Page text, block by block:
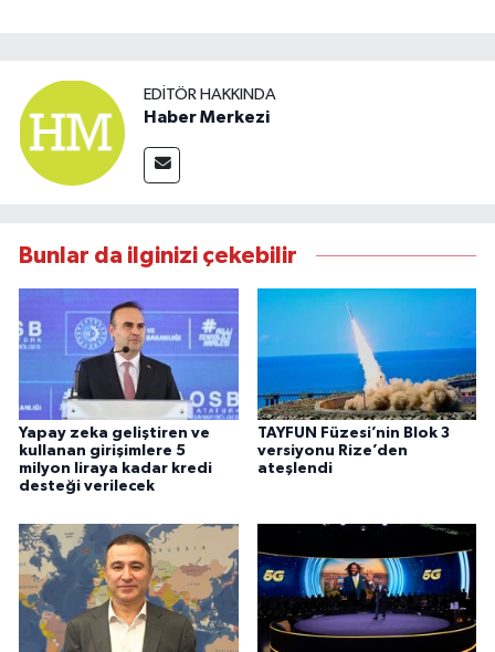
EDITÖR HAKKINDA
Haber Merkezi
Bunlar da ilginizi çekebilir
Yapay zeka geliştiren ve
kullanan girişimlere 5
milyon liraya kadar kredi
desteği verilecek
TAYFUN Füzesi’nin Blok 3
versiyonu Rize’den
ateşlendi